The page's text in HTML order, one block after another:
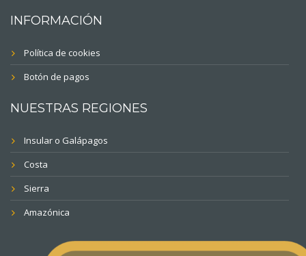
INFORMACIÓN
Política de cookies
Botón de pagos
NUESTRAS REGIONES
Insular o Galápagos
Costa
Sierra
Amazónica